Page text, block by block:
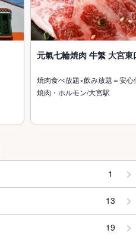
元氣七輪焼肉 牛繁 大宮東
焼肉食べ放題×飲み放題＝安
焼肉・ホルモン/大宮駅
1
13
19